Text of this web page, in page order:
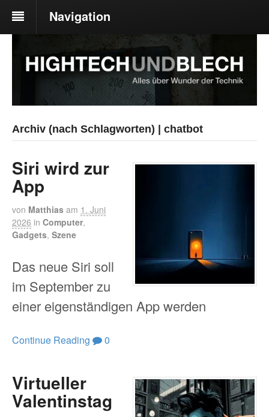
Navigation
Archiv (nach Schlagworten) | chatbot
Siri wird zur
App
von Matthias am 1. Juni
2026 in Computer,
Gadgets, Szene
Das neue Siri soll
im September zu
einer eigenständigen App werden
Continue Reading 0
Virtueller
Valentinstag